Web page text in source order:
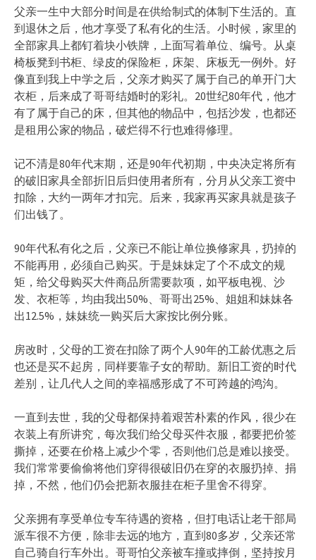
父亲一生中大部分时间是在供给制式的体制下生活的。直
到退休之后，他才享受了私有化的生活。小时候，家里的
全部家具上都钉着块小铁牌，上面写着单位、编号。从桌
椅板凳到书柜、绿皮的保险柜，床架、床板无一例外。好
像直到我上中学之后，父亲才购买了属于自己的单开门大
衣柜，后来成了哥哥结婚时的彩礼。20世纪80年代，他才
有了属于自己的床，但其他的物品中，包括沙发，也都还
是租用公家的物品，破烂得不行也难得修理。
记不清是80年代末期，还是90年代初期，中央决定将所有
的破旧家具全部折旧后归使用者所有，分月从父亲工资中
扣除，大约一两年才扣完。后来，我家再买家具就是孩子
们出钱了。
90年代私有化之后，父亲已不能让单位换修家具，扔掉的
不能再用，必须自己购买。于是妹妹定了个不成文的规
矩，给父母购买大件商品所需要款项，如平板电视、沙
发、衣柜等，均由我出50%、哥哥出25%、姐姐和妹妹各
出12.5%，妹妹统一购买后大家按比例分账。
房改时，父母的工资在扣除了两个人90年的工龄优惠之后
也还是买不起房，同样要靠子女的帮助。新旧工资的时代
差别，让几代人之间的幸福感形成了不可跨越的鸿沟。
一直到去世，我的父母都保持着艰苦朴素的作风，很少在
衣装上有所讲究，每次我们给父母买件衣服，都要把价签
撕掉，还要在价格上减少个零，否则他们总是难以接受。
我们常常要偷偷将他们穿得很破旧仍在穿的衣服扔掉、捐
掉，不然，他们仍会把新衣服挂在柜子里舍不得穿。
父亲拥有享受单位专车待遇的资格，但打电话让老干部局
派车很不方便，除非去远的地方，直到80多岁，父亲还常
自己骑自行车外出。哥哥怕父亲被车撞或摔倒，坚持按月